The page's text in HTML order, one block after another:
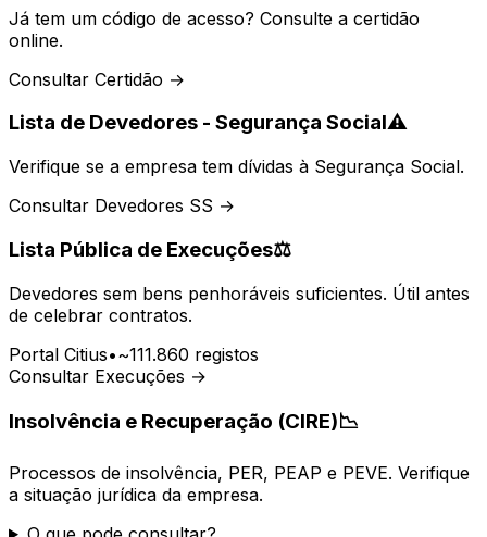
Já tem um código de acesso? Consulte a certidão
online.
Consultar Certidão →
Lista de Devedores - Segurança Social⚠️
Verifique se a empresa tem dívidas à Segurança Social.
Consultar Devedores SS →
Lista Pública de Execuções⚖️
Devedores sem bens penhoráveis suficientes. Útil antes
de celebrar contratos.
Portal Citius•~111.860 registos
Consultar Execuções →
Insolvência e Recuperação (CIRE)📉
Processos de insolvência, PER, PEAP e PEVE. Verifique
a situação jurídica da empresa.